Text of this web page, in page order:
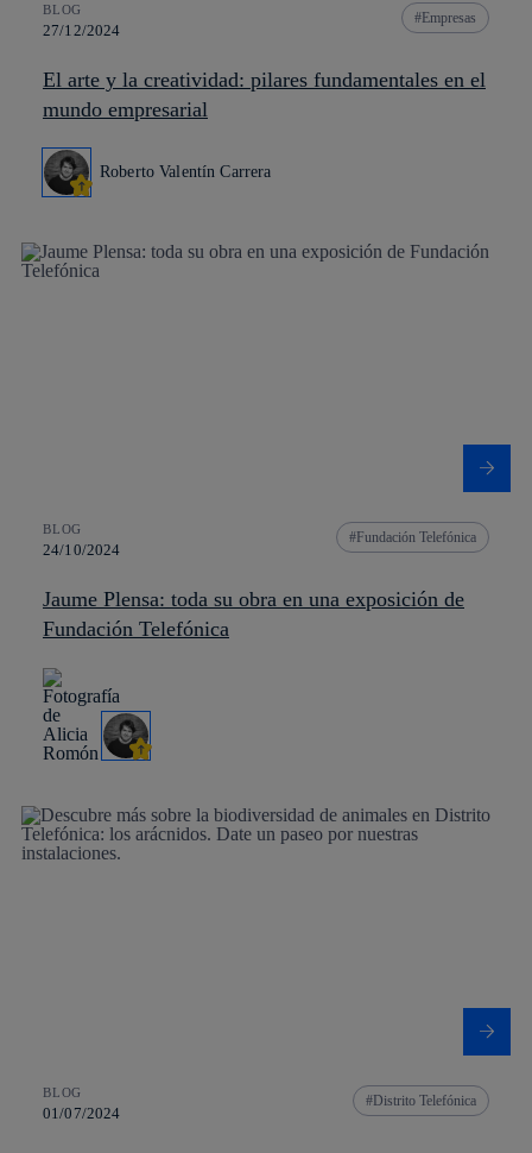
BLOG
27/12/2024
Empresas
El arte y la creatividad: pilares fundamentales en el
mundo empresarial
Roberto Valentín Carrera
BLOG
24/10/2024
Fundación Telefónica
Jaume Plensa: toda su obra en una exposición de
Fundación Telefónica
BLOG
01/07/2024
Distrito Telefónica